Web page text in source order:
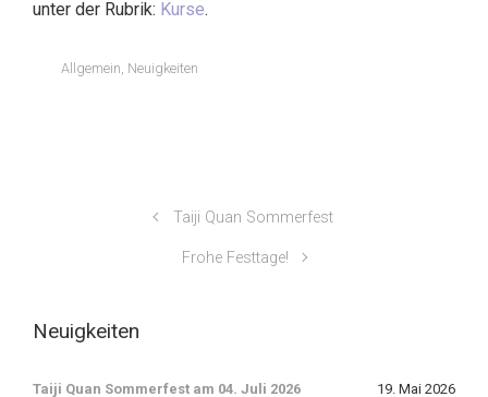
unter der Rubrik: Kurse.
Allgemein, Neuigkeiten
Taiji Quan Sommerfest
Frohe Festtage!
Neuigkeiten
Taiji Quan Sommerfest am 04. Juli 2026 19. Mai 2026